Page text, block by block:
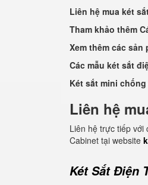
Liên hệ mua két
Tham khảo thêm
Xem thêm các
Các mẫu két sắt
Két sắt mini
Liên hệ
Liên hệ trực tiếp với
Cabinet tại website
Két Sắt Điện